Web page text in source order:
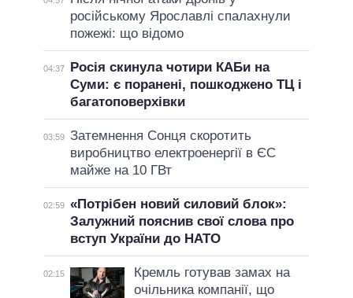
російському Ярославлі спалахнули
пожежі: що відомо
04:37
Росія скинула чотири КАБи на
Суми: є поранені, пошкоджено ТЦ і
багатоповерхівки
03:59 Затемнення Сонця скоротить
виробництво електроенергії в ЄС
майже на 10 ГВт
02:59 «Потрібен новий силовий блок»:
Залужний пояснив свої слова про
вступ України до НАТО
02:15
Кремль готував замах на
очільника компанії, що